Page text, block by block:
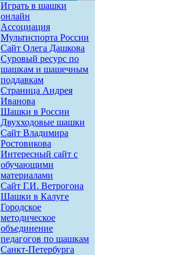
Играть в шашки
онлайн
Ассоциация
Мультиспорта России
Сайт Олега Дашкова
Суровый ресурс по
шашкам и шашечным
поддавкам
Страница Андрея
Иванова
Шашки в России
Двухходовые шашки
Сайт Владимира
Ростовикова
Интересный сайт с
обучающими
материалами
Сайт Г.И. Ветрогона
Шашки в Калуге
Городское
методическое
объединение
педагогов по шашкам
Санкт-Петербурга